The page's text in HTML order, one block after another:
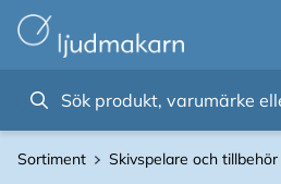
Sortiment Skivspelare och tillbehör